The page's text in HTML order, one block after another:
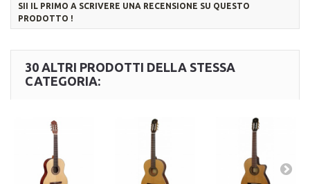
SII IL PRIMO A SCRIVERE UNA RECENSIONE SU QUESTO
PRODOTTO !
30 ALTRI PRODOTTI DELLA STESSA
CATEGORIA: